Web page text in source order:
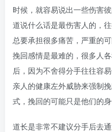
时候，就容易说出一些伤害
道说什么话是最伤害人的，
总要承担很多痛苦，严重的
挽回感情是最难的，很多人
后，因为不舍得分手往往容
亲人的健康左外威胁来强制
式，挽回的可能只是他们的
道长是非常不建议分手后去